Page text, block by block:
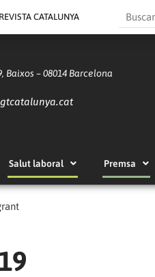
REVISTA CATALUNYA Search
Baixos – 08014 Barcelona
Salut laboral Premsa